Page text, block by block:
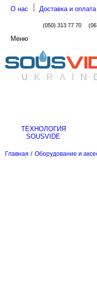
О нас Доставка и оплата
(050) 313 77 70
Меню
ТЕХНОЛОГИЯ
SOUSVIDE
Главная / Оборудование и